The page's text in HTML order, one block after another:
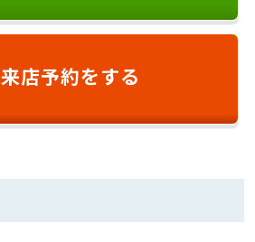
来店予約をする